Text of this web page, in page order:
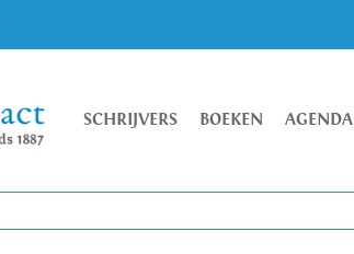
SCHRIJVERS BOEKEN AGENDA